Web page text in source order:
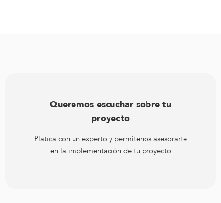
Queremos escuchar sobre tu
proyecto
Platica con un experto y permítenos asesorarte
en la implementación de tu proyecto